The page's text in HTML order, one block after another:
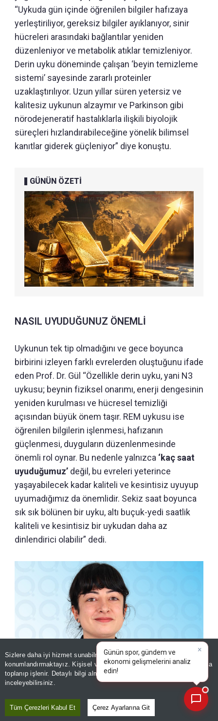
Sizlere daha iyi hizmet sunabilmek adına sitemizdeçerez
konumlandırmaktayız. Kişisel verileriniz, KVKK ve GDPR kapsamında
toplanıp işlenir. Detaylı bilgi almak için
inceleyebilirsiniz.
Tüm Çerezleri Kabul Et Çerez Ayarlarına Git
“Uykuda gün içinde öğrenilen bilgiler hafızaya
yerleştiriliyor, gereksiz bilgiler ayıklanıyor, sinir
hücreleri arasındaki bağlantılar yeniden
düzenleniyor ve metabolik atıklar temizleniyor.
Derin uyku döneminde çalışan ‘beyin temizleme
sistemi’ sayesinde zararlı proteinler
uzaklaştırılıyor. Uzun yıllar süren yetersiz ve
kalitesiz uykunun alzaymır ve Parkinson gibi
nörodejeneratif hastalıklarla ilişkili biyolojik
süreçleri hızlandırabileceğine yönelik bilimsel
kanıtlar giderek güçleniyor” diye konuştu.
GÜNÜN ÖZETİ
NASIL UYUDUĞUNUZ ÖNEMLİ
Uykunun tek tip olmadığını ve gece boyunca
birbirini izleyen farklı evrelerden oluştuğunu ifade
eden Prof. Dr. Gül “Özellikle derin uyku, yani N3
uykusu; beynin fiziksel onarımı, enerji dengesinin
yeniden kurulması ve hücresel temizliği
açısından büyük önem taşır. REM uykusu ise
öğrenilen bilgilerin işlenmesi, hafızanın
güçlenmesi, duyguların düzenlenmesinde
önemli rol oynar. Bu nedenle yalnızca ‘kaç saat
uyuduğumuz’ değil, bu evreleri yeterince
yaşayabilecek kadar kaliteli ve kesintisiz uyuyup
uyumadığımız da önemlidir. Sekiz saat boyunca
sık sık bölünen bir uyku, altı buçuk-yedi saatlik
kaliteli ve kesintisiz bir uykudan daha az
dinlendirici olabilir” dedi.
Psikiyatri Uzmanı Dr. Özge Yükselay
“BANA 4 SAAT YETİYOR” DİYENLER
Günün s